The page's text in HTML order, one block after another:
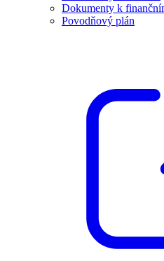
Dokumenty k
Povodňový plán